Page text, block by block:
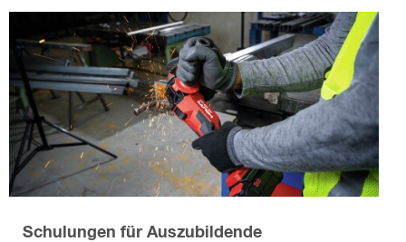
Schulungen für Auszubildende